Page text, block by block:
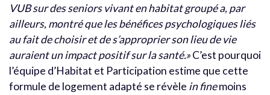
VUB sur des seniors vivant en habitat groupé a, par
ailleurs, montré que les bénéfices psychologiques liés
au fait de choisir et de s’approprier son lieu de vie
auraient un impact positif sur la santé.»C’est pourquoi
l’équipe d’Habitat et Participation estime que cette
formule de logement adapté se révèle in finemoins